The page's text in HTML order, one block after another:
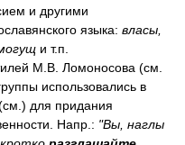
и другими
языка: власы,
и т.п.
М.В. Ломоносова (см.
использовались в
для придания
Напр.: "Вы, наглы